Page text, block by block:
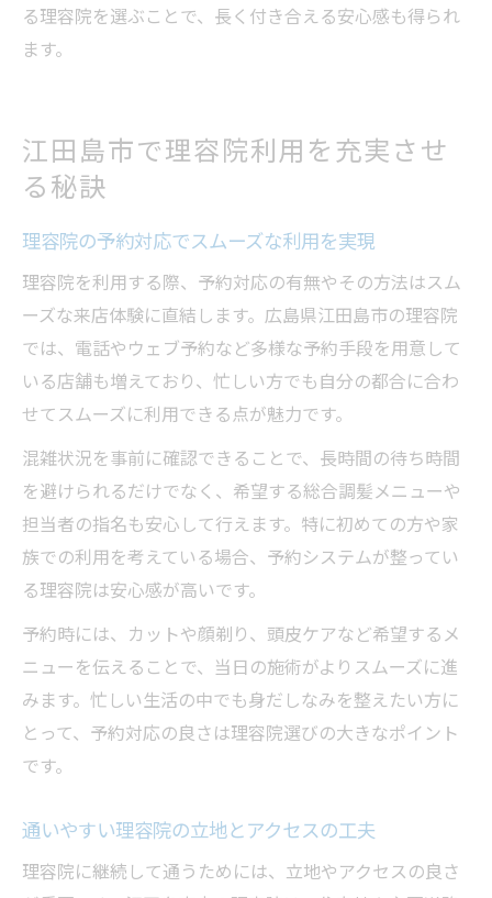
る理容院を選ぶことで、長く付き合える安心感も得られ
ます。
江田島市で理容院利用を充実させ
る秘訣
理容院の予約対応でスムーズな利用を実現
理容院を利用する際、予約対応の有無やその方法はスム
ーズな来店体験に直結します。広島県江田島市の理容院
では、電話やウェブ予約など多様な予約手段を用意して
いる店舗も増えており、忙しい方でも自分の都合に合わ
せてスムーズに利用できる点が魅力です。
混雑状況を事前に確認できることで、長時間の待ち時間
を避けられるだけでなく、希望する総合調髪メニューや
担当者の指名も安心して行えます。特に初めての方や家
族での利用を考えている場合、予約システムが整ってい
る理容院は安心感が高いです。
予約時には、カットや顔剃り、頭皮ケアなど希望するメ
ニューを伝えることで、当日の施術がよりスムーズに進
みます。忙しい生活の中でも身だしなみを整えたい方に
とって、予約対応の良さは理容院選びの大きなポイント
です。
通いやすい理容院の立地とアクセスの工夫
理容院に継続して通うためには、立地やアクセスの良さ